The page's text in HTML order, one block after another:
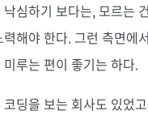
심하기 보다는, 모르는
력해야 한다. 그런 측면에
미루는 편이 좋기는 하다.
코딩을 보는 회사도 있었